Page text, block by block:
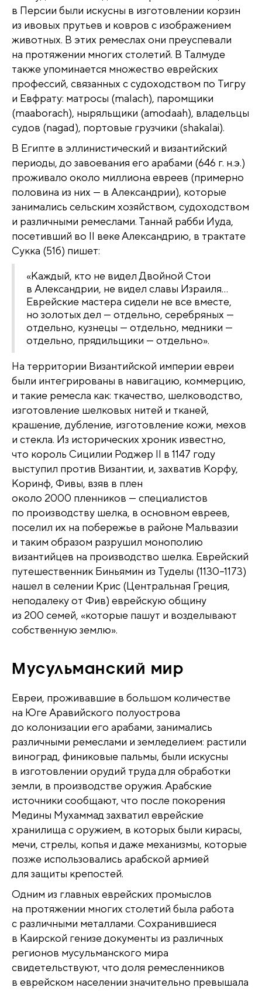
в Персии были искусны в изготовлении корзин
из ивовых прутьев и ковров с изображением
животных. В этих ремеслах они преуспевали
на протяжении многих столетий. В Талмуде
также упоминается множество еврейских
профессий, связанных с судоходством по Тигру
и Евфрату: матросы (malach), паромщики
(maaborach), ныряльщики (amodaah), владельцы
судов (nagad), портовые грузчики (shakalai).
В Египте в эллинистический и византийский
периоды, до завоевания его арабами (646 г. н.э.)
проживало около миллиона евреев (примерно
половина из них — в Александрии), которые
занимались сельским хозяйством, судоходством
и различными ремеслами. Таннай рабби Иуда,
посетивший во II веке Александрию, в трактате
Сукка (51б) пишет:
«Каждый, кто не видел Двойной Стои
в Александрии, не видел славы Израиля…
Еврейские мастера сидели не все вместе,
но золотых дел — отдельно, серебряных —
отдельно, кузнецы — отдельно, медники —
отдельно, прядильщики — отдельно».
На территории Византийской империи евреи
были интегрированы в навигацию, коммерцию,
и такие ремесла как: ткачество, шелководство,
изготовление шелковых нитей и тканей,
крашение, дубление, изготовление кожи, мехов
и стекла. Из исторических хроник известно,
что король Сицилии Роджер II в 1147 году
выступил против Византии, и, захватив Корфу,
Коринф, Фивы, взяв в плен
около 2000 пленников — специалистов
по производству шелка, в основном евреев,
поселил их на побережье в районе Мальвазии
и таким образом разрушил монополию
византийцев на производство шелка. Еврейский
путешественник Биньямин из Туделы (1130–1173)
нашел в селении Крис (Центральная Греция,
неподалеку от Фив) еврейскую общину
из 200 семей, «которые пашут и возделывают
собственную землю».
Мусульманский мир
Евреи, проживавшие в большом количестве
на Юге Аравийского полуострова
до колонизации его арабами, занимались
различными ремеслами и земледелием: растили
виноград, финиковые пальмы, были искусны
в изготовлении орудий труда для обработки
земли, в производстве оружия. Арабские
источники сообщают, что после покорения
Медины Мухаммад захватил еврейские
хранилища с оружием, в которых были кирасы,
мечи, стрелы, копья и даже механизмы, которые
позже использовались арабской армией
для защиты крепостей.
Одним из главных еврейских промыслов
на протяжении многих столетий была работа
с различными металлами. Сохранившиеся
в Каирской генизе документы из различных
регионов мусульманского мира
свидетельствуют, что доля ремесленников
в еврейском населении значительно превышала